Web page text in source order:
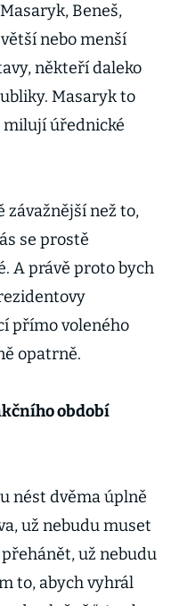
Beneš,
nebo menší
někteří daleko
Masaryk to
milují úřednické
závažnější než to,
se prostě
A právě proto bych
přímo voleného
opatrně.
období
nést dvěma úplně
už nebudu muset
už nebudu
to, abych vyhrál